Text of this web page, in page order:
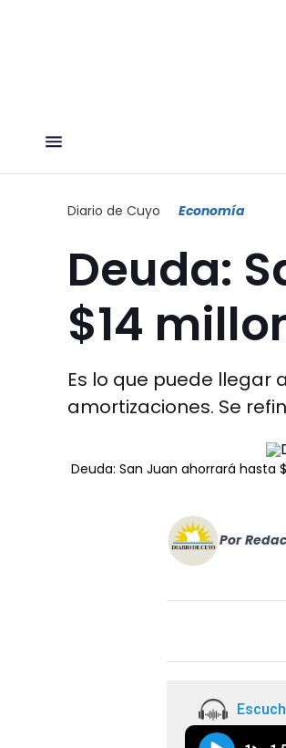
Diario de Cuyo Economía
Deuda:
$14
Es lo que puede llegar
amortizaciones. Se
Deuda: San Juan ahorrará hasta
Por